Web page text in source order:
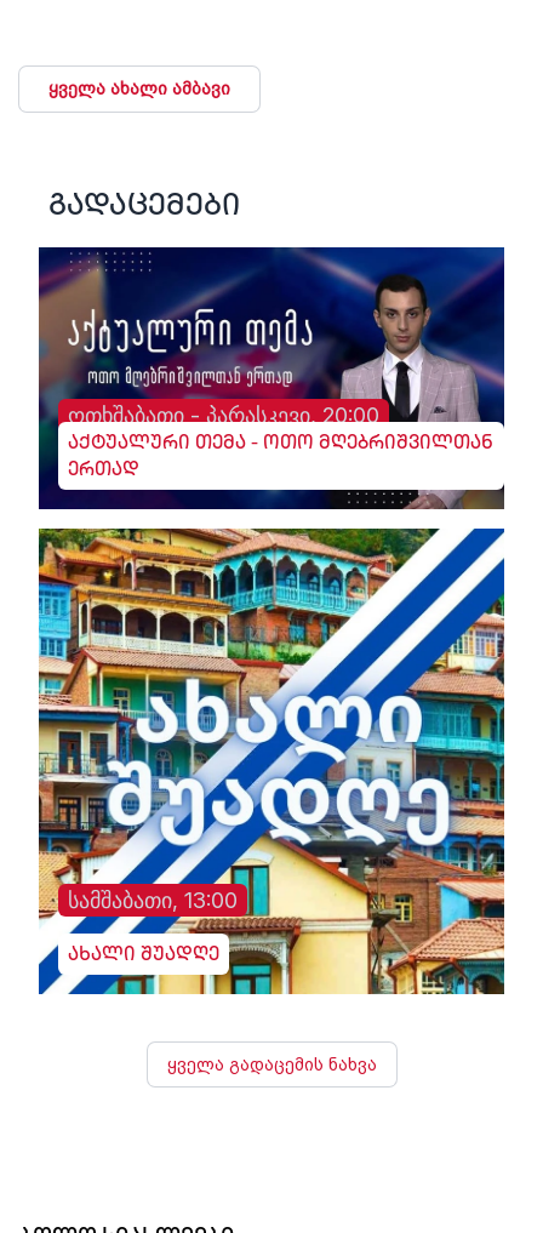
ყველა ახალი ამბავი
გადაცემები
ოთხშაბათი - პარასკევი, 20:00
აქტუალური თემა - ოთო მღებრიშვილთან
ერთად
სამშაბათი, 13:00
ახალი შუადღე
ყველა გადაცემის ნახვა